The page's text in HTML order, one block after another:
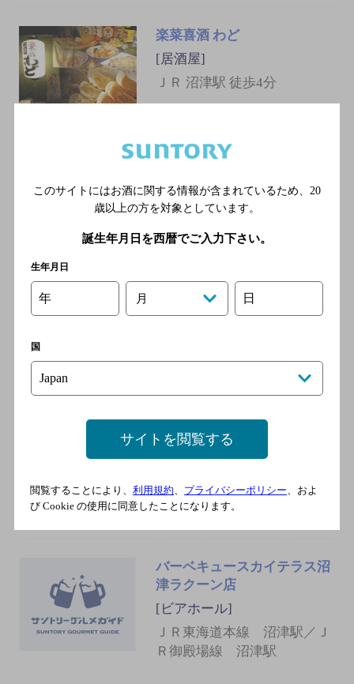
楽菜喜酒 わど
[居酒屋]
ＪＲ 沼津駅 徒歩4分
[居酒屋]
ＪＲ東海道本線 沼津駅／Ｊ
Ｒ御殿場線 沼津駅
鮪小屋 本店
男前酒場 雄
[居酒屋]
バーベキュースカイテラス沼
津ラクーン店
[ビアホール]
ＪＲ東海道本線 沼津駅／Ｊ
Ｒ御殿場線 沼津駅
このサイトにはお酒に関する情報が含まれているため、 20
歳以上の方を対象としています。
誕生年月日を西暦でご入力下さい。
生年月日
年 月 日
国
サイトを閲覧する
閲覧することにより、 利用規約 プライバシーポリシー 、およ
び Cookie の使用に同意したことになります。